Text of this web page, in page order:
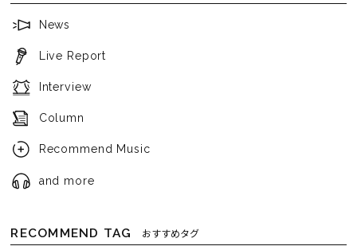
News
Live Report
Interview
Column
Recommend Music
and more
RECOMMEND TAG おすすめタグ